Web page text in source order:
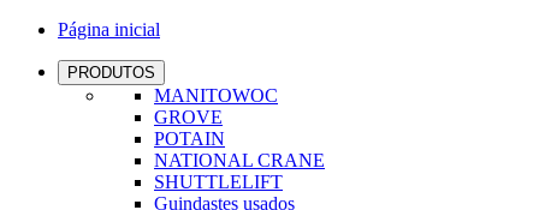
Página inicial
PRODUTOS
MANITOWOC
GROVE
POTAIN
NATIONAL CRANE
SHUTTLELIFT
Guindastes usados